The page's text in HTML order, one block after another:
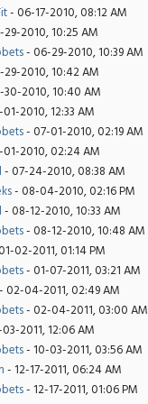
- 06-17-2010, 08:12 AM
2010, 10:25 AM
- 06-29-2010, 10:39 AM
2010, 10:42 AM
2010, 10:40 AM
2010, 12:33 AM
- 07-01-2010, 02:19 AM
2010, 02:24 AM
- 07-24-2010, 08:38 AM
- 08-04-2010, 02:16 PM
- 08-12-2010, 10:33 AM
- 08-12-2010, 10:48 AM
02-2011, 01:14 PM
- 01-07-2011, 03:21 AM
04-2011, 02:49 AM
- 02-04-2011, 03:00 AM
2011, 12:06 AM
- 10-03-2011, 03:56 AM
- 12-17-2011, 06:24 AM
- 12-17-2011, 01:06 PM